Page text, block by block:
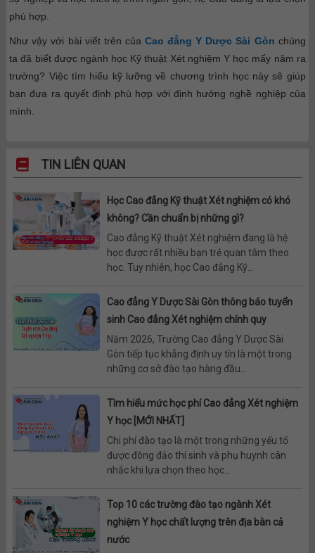
phù hợp.
Như vậy với bài viết trên củaCao đẳng Y Dược Sài Gòn chúng
ta đã biết được ngành học Kỹ thuật Xét nghiệm Y học mấy năm ra
trường? Việc tìm hiểu kỹ lưỡng về chương trình học này sẽ giúp
bạn đưa ra quyết định phù hợp với định hướng nghề nghiệp của
mình.
TIN LIÊN QUAN
Học Cao đẳng Kỹ thuật Xét nghiệm có khó
không? Cần chuẩn bị những gì?
Cao đẳng Kỹ thuật Xét nghiệm đang là hệ
học được rất nhiều bạn trẻ quan tâm theo
học. Tuy nhiên, học Cao đẳng Kỹ...
Cao đẳng Y Dược Sài Gòn thông báo tuyển
sinh Cao đẳng Xét nghiệm chính quy
Năm 2026, Trường Cao đẳng Y Dược Sài
Gòn tiếp tục khẳng định uy tín là một trong
những cơ sở đào tạo hàng đầu...
Tìm hiểu mức học phí Cao đẳng Xét nghiệm
Y học [MỚI NHẤT]
Chi phí đào tạo là một trong những yếu tố
được đông đảo thí sinh và phụ huynh cân
nhắc khi lựa chọn theo học...
Top 10 các trường đào tạo ngành Xét
nghiệm Y học chất lượng trên địa bàn cả
nước